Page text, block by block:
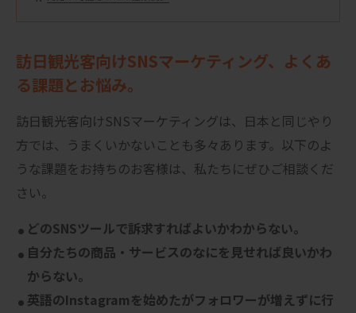
訪日観光客向けSNSマーケティング、よくあ
る課題とお悩み。
訪日観光客向けSNSマーケティングは、日本と同じやり
方では、うまくいかないことも多々あります。以下のよ
うな課題をお持ちのお客様は、私たちにぜひご相談くだ
さい。
どのSNSツールで訴求すればよいかわからない。
自分たちの商品・サービスのなにを見せれば良いかわ
からない。
英語のInstagramを始めたがフォロワーが増えずに行